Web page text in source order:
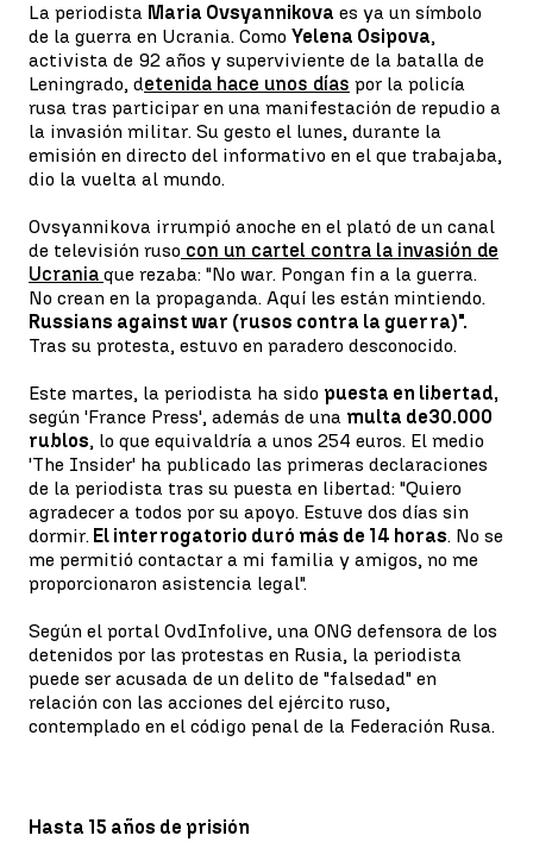
La periodista Maria Ovsyannikova es ya un símbolo
de la guerra en Ucrania. Como Yelena Osipova,
activista de 92 años y superviviente de la batalla de
Leningrado, detenida hace unos días por la policía
rusa tras participar en una manifestación de repudio a
la invasión militar. Su gesto el lunes, durante la
emisión en directo del informativo en el que trabajaba,
dio la vuelta al mundo.
Ovsyannikova irrumpió anoche en el plató de un canal
de televisión ruso con un cartel contra la invasión de
Ucrania que rezaba: "No war. Pongan fin a la guerra.
No crean en la propaganda. Aquí les están mintiendo.
Russians against war (rusos contra la guerra)".
Tras su protesta, estuvo en paradero desconocido.
Este martes, la periodista ha sido puesta en libertad,
según 'France Press', además de una multa de30.000
rublos, lo que equivaldría a unos 254 euros. El medio
'The Insider' ha publicado las primeras declaraciones
de la periodista tras su puesta en libertad: "Quiero
agradecer a todos por su apoyo. Estuve dos días sin
dormir. El interrogatorio duró más de 14 horas. No se
me permitió contactar a mi familia y amigos, no me
proporcionaron asistencia legal".
Según el portal OvdInfolive, una ONG defensora de los
detenidos por las protestas en Rusia, la periodista
puede ser acusada de un delito de "falsedad" en
relación con las acciones del ejército ruso,
contemplado en el código penal de la Federación Rusa.
Hasta 15 años de prisión